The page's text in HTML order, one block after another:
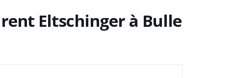
Eltschinger à Bulle